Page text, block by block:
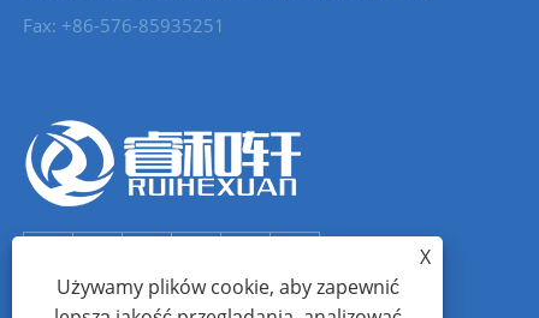
Fax: +86-576-85935251
X
Używamy plików cookie, aby zapewnić